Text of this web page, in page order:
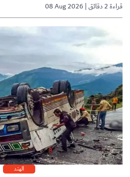
08 Aug 2026 | قراءة 2 دقائق
الهند